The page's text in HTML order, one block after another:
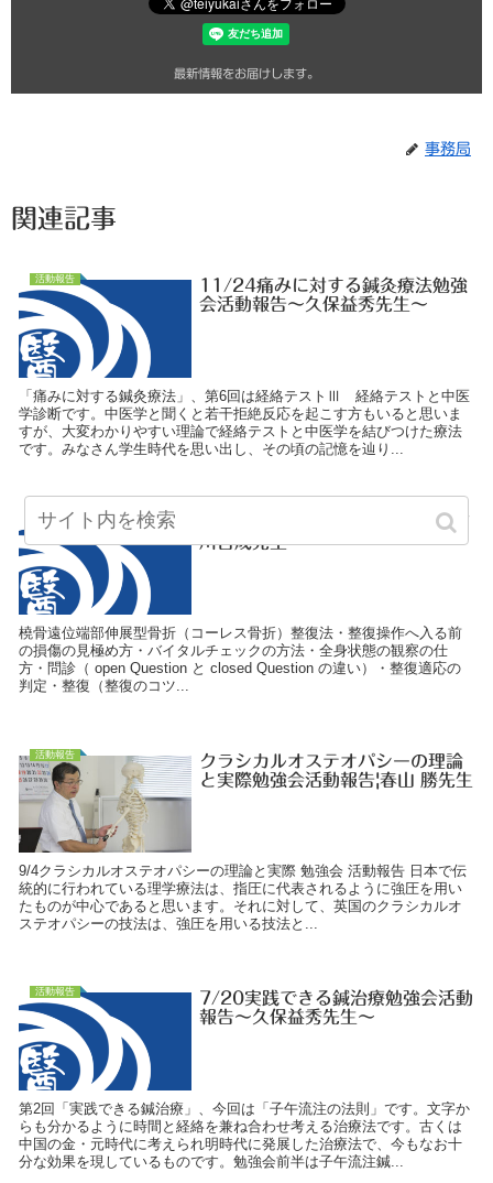
最新情報をお届けします。
事務局
関連記事
活動報告
11/24痛みに対する鍼灸療法勉強
会活動報告～久保益秀先生～
「痛みに対する鍼灸療法」、第6回は経絡テストⅢ 経絡テストと中医
学診断です。中医学と聞くと若干拒絶反応を起こす方もいると思いま
すが、大変わかりやすい理論で経絡テストと中医学を結びつけた療法
です。みなさん学生時代を思い出し、その頃の記憶を辿り...
活動報告
8/31The応用勉強会活動報告～石
川吉成先生～
橈骨遠位端部伸展型骨折（コーレス骨折）整復法・整復操作へ入る前
の損傷の見極め方・バイタルチェックの方法・全身状態の観察の仕
方・問診（ open Question と closed Question の違い）・整復適応の
判定・整復（整復のコツ...
活動報告
クラシカルオステオパシーの理論
と実際勉強会活動報告|春山 勝先生
9/4クラシカルオステオパシーの理論と実際 勉強会 活動報告 日本で伝
統的に行われている理学療法は、指圧に代表されるように強圧を用い
たものが中心であると思います。それに対して、英国のクラシカルオ
ステオパシーの技法は、強圧を用いる技法と...
活動報告
7/20実践できる鍼治療勉強会活動
報告～久保益秀先生～
第2回「実践できる鍼治療」、今回は「子午流注の法則」です。文字か
らも分かるように時間と経絡を兼ね合わせ考える治療法です。古くは
中国の金・元時代に考えられ明時代に発展した治療法で、今もなお十
分な効果を現しているものです。勉強会前半は子午流注鍼...